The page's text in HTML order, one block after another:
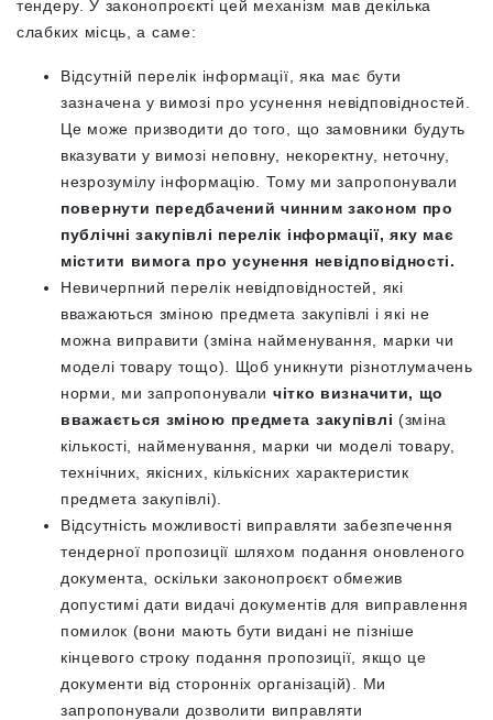
тендеру. У законопроєкті цей механізм мав декілька
слабких місць, а саме:
Відсутній перелік інформації, яка має бути
зазначена у вимозі про усунення невідповідностей.
Це може призводити до того, що замовники будуть
вказувати у вимозі неповну, некоректну, неточну,
незрозумілу інформацію. Тому ми запропонували
повернути передбачений чинним законом про
публічні закупівлі перелік інформації, яку має
містити вимога про усунення невідповідності.
Невичерпний перелік невідповідностей, які
вважаються зміною предмета закупівлі і які не
можна виправити (зміна найменування, марки чи
моделі товару тощо). Щоб уникнути різнотлумачень
норми, ми запропонували чітко визначити, що
вважається зміною предмета закупівлі (зміна
кількості, найменування, марки чи моделі товару,
технічних, якісних, кількісних характеристик
предмета закупівлі).
Відсутність можливості виправляти забезпечення
тендерної пропозиції шляхом подання оновленого
документа, оскільки законопроєкт обмежив
допустимі дати видачі документів для виправлення
помилок (вони мають бути видані не пізніше
кінцевого строку подання пропозиції, якщо це
документи від сторонніх організацій). Ми
запропонували дозволити виправляти